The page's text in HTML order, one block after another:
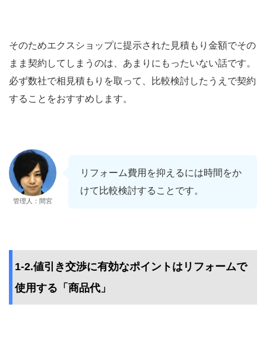
そのためエクスショップに提示された見積もり金額でその
まま契約してしまうのは、あまりにもったいない話です。
必ず数社で相見積もりを取って、比較検討したうえで契約
することをおすすめします。
管理人：間宮
リフォーム費用を抑えるには時間をか
けて比較検討することです。
1-2.値引き交渉に有効なポイントはリフォームで
使用する「商品代」